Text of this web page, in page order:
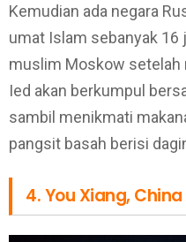
Kemudian ada negara
umat Islam sebanyak 16
muslim Moskow setelah
Ied akan berkumpul
sambil menikmati
pangsit basah berisi
4. You Xiang, China